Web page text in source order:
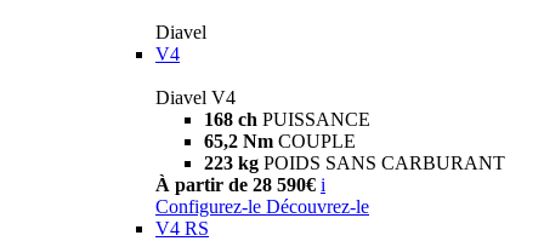
Diavel
V4
Diavel V4
168 ch PUISSANCE
65,2 Nm COUPLE
223 kg POIDS SANS CARBURANT
À partir de 28 590€ i
Configurez-le Découvrez-le
V4 RS